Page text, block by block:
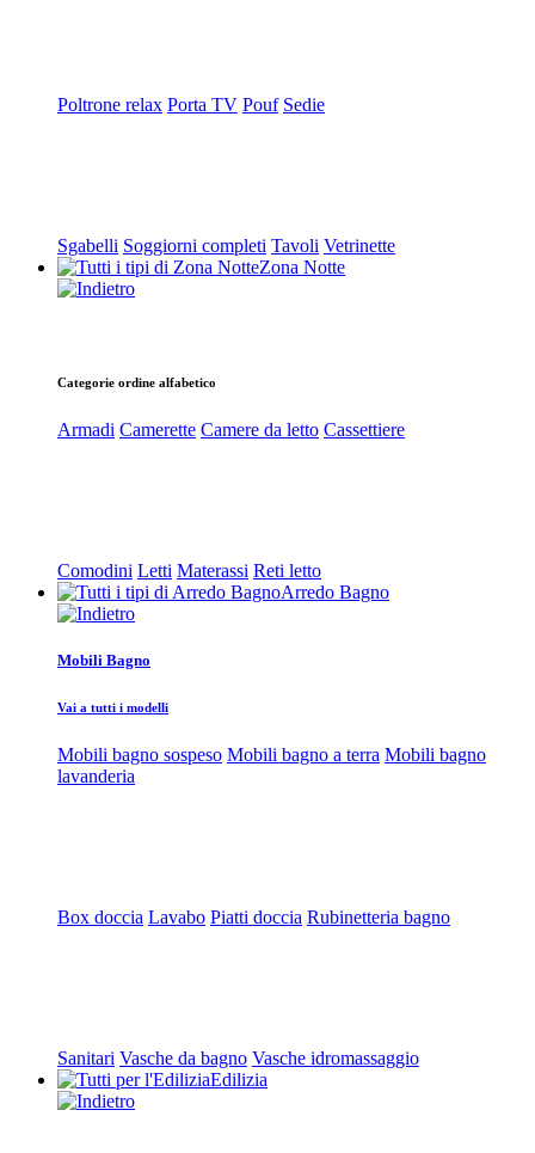
Poltrone relax Porta TV Pouf Sedie
Sgabelli Soggiorni completi Tavoli Vetrinette
Zona Notte
Categorie ordine alfabetico
Armadi Camerette Camere da letto Cassettiere
Comodini Letti Materassi Reti letto
Arredo Bagno
Mobili Bagno
Vai a tutti i modelli
Mobili bagno sospeso Mobili bagno a terra Mobili bagno
lavanderia
Box doccia Lavabo Piatti doccia Rubinetteria bagno
Sanitari Vasche da bagno Vasche idromassaggio
Edilizia